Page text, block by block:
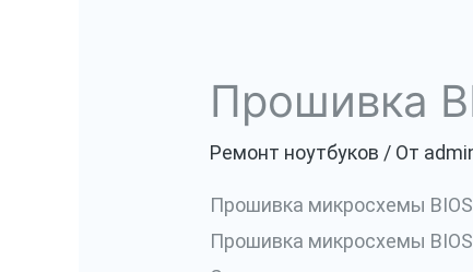
Прошивка
Ремонт ноутбуков / От
Прошивка микросхемы
Прошивка микросхемы